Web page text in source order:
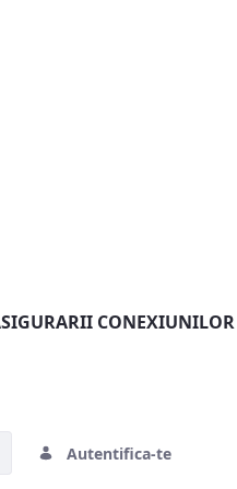
CONEXIUNILOR
Autentifica-te